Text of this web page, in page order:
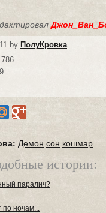
by ПолуКровка
Демон сон кошмар
истории:
паралич?
по ночам...